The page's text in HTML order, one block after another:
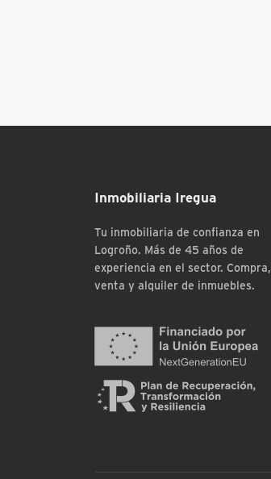
Inmobiliaria Iregua
Tu inmobiliaria de confianza en
Logroño. Más de 45 años de
experiencia en el sector. Compra,
venta y alquiler de inmuebles.